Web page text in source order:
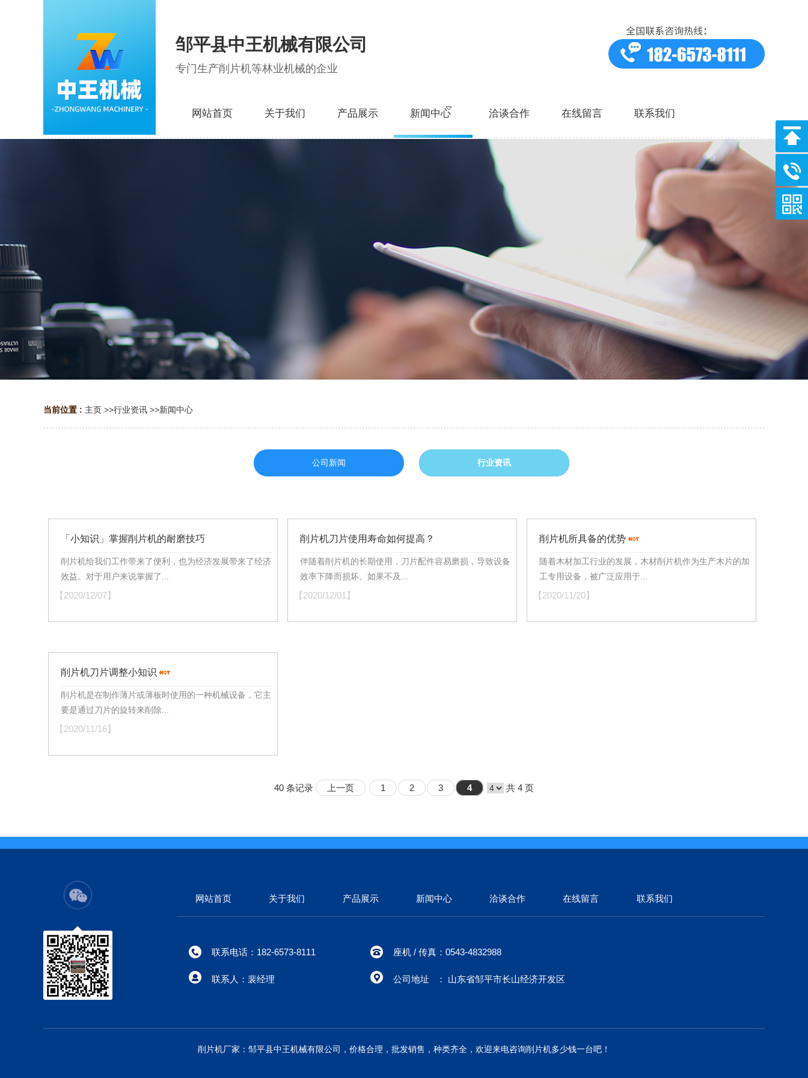
邹平县中王机械有限公司
专门生产削片机等林业机械的企业
网站首页 关于我们 产品展示 新闻中心 洽谈合作 在线留言 联系我们
当前位置 : 主页 >>行业资讯 >>新闻中心
公司新闻 行业资讯
「小知识」掌握削片机的耐磨技巧
削片机给我们工作带来了便利，也为经济发展带来了经济
效益。对于用户来说掌握了...
【2020/12/07】
削片机刀片使用寿命如何提高？
伴随着削片机的长期使用，刀片配件容易磨损，导致设备
效率下降而损坏。如果不及...
【2020/12/01】
削片机所具备的优势
随着木材加工行业的发展，木材削片机作为生产木片的加
工专用设备，被广泛应用于...
【2020/11/20】
削片机刀片调整小知识
削片机是在制作薄片或薄板时使用的一种机械设备，它主
要是通过刀片的旋转来削除...
【2020/11/16】
40 条记录 上一页 1 2 3 4 共 4 页
网站首页 关于我们 产品展示 新闻中心 洽谈合作 在线留言 联系我们
联系电话：182-6573-8111
联系人：裴经理
座机 / 传真：0543-4832988
公司地址 ： 山东省邹平市长山经济开发区
削片机厂家：邹平县中王机械有限公司，价格合理，批发销售，种类齐全，欢迎来电咨询削片机多少钱一台吧！